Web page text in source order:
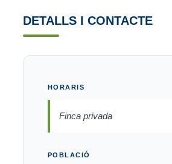
DETALLS I CONTACTE
HORARIS
Finca privada
POBLACIÓ